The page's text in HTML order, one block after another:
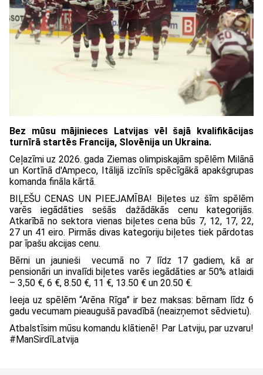
Bez mūsu mājinieces Latvijas vēl šajā kvalifikācijas
turnīrā startēs Francija, Slovēnija un Ukraina.
Ceļazīmi uz 2026. gada Ziemas olimpiskajām spēlēm Milānā
un Kortīnā d'Ampeco, Itālijā izcīnīs spēcīgākā apakšgrupas
komanda fināla kārtā.
BIĻEŠU CENAS UN PIEEJAMĪBA! Biļetes uz šīm spēlēm
varēs iegādāties sešās dažādākās cenu kategorijās.
Atkarībā no sektora vienas biļetes cena būs 7, 12, 17, 22,
27 un 41 eiro. Pirmās divas kategoriju biļetes tiek pārdotas
par īpašu akcijas cenu.
Bērni un jaunieši vecumā no 7 līdz 17 gadiem, kā ar
pensionāri un invalīdi biļetes varēs iegādāties ar 50% atlaidi
– 3,50 €, 6 €, 8.50 €, 11 €, 13.50 € un 20.50 €.
Ieeja uz spēlēm “Arēna Rīga” ir bez maksas: bērnam līdz 6
gadu vecumam pieaugušā pavadībā (neaizņemot sēdvietu).
Atbalstīsim mūsu komandu klātienē! Par Latviju, par uzvaru!
#ManSirdīLatvija